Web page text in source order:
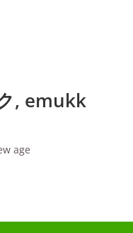
, emukk
age